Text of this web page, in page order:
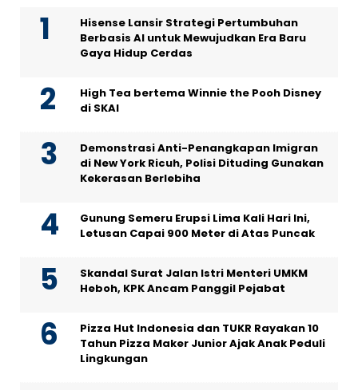
Hisense Lansir Strategi Pertumbuhan
Berbasis AI untuk Mewujudkan Era Baru
Gaya Hidup Cerdas
High Tea bertema Winnie the Pooh Disney
di SKAI
Demonstrasi Anti-Penangkapan Imigran
di New York Ricuh, Polisi Dituding Gunakan
Kekerasan Berlebiha
Gunung Semeru Erupsi Lima Kali Hari Ini,
Letusan Capai 900 Meter di Atas Puncak
Skandal Surat Jalan Istri Menteri UMKM
Heboh, KPK Ancam Panggil Pejabat
Pizza Hut Indonesia dan TUKR Rayakan 10
Tahun Pizza Maker Junior Ajak Anak Peduli
Lingkungan